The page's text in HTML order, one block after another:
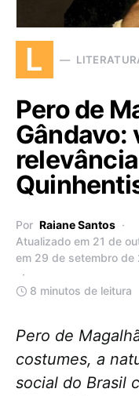
L
Pero de
Gândavo:
Por Raiane Santos
Atualizado em 21 de
em 29 de setembro de
8 minutos de leitura
Pero de
costumes, a
social do Brasil